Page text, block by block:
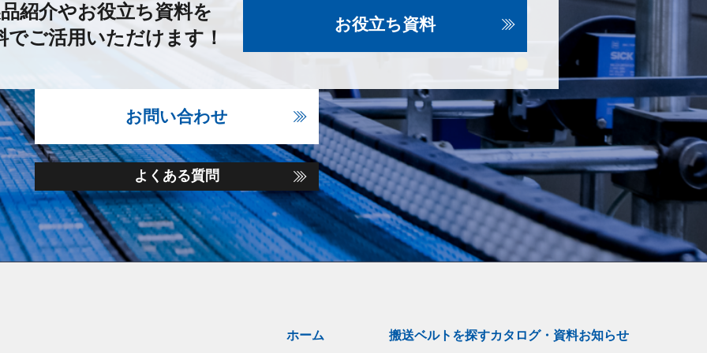
紹介やお役立ち資料を
でご活用いただけます！
お役立ち資料
お問い合わせ
よくある質問
ホーム 搬送ベルトを探すカタログ・資料お知らせ